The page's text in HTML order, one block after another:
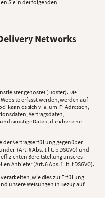
Sie in der folgenden
Networks
gehostet (Hoster). Die
erfasst werden, werden auf
kann es sich v. a. um IP-Adressen,
Vertragsdaten,
sonstige Daten, die über eine
der Vertragserfüllung gegenüber
(Art. 6 Abs. 1 lit. b DSGVO) und
Bereitstellung unseres
Anbieter (Art. 6 Abs. 1 lit. f DSGVO).
wie dies zur Erfüllung
unsere Weisungen in Bezug auf